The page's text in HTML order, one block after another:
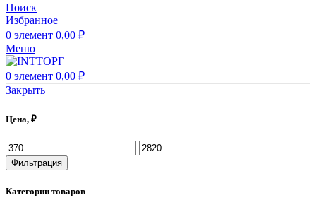
Поиск
Избранное
0 элемент 0,00 ₽
Меню
0 элемент 0,00 ₽
Закрыть
Цена, ₽
Фильтрация
Категории товаров